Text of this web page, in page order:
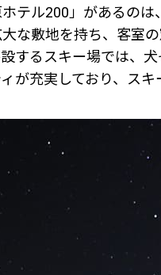
ホテル200」があるの
な敷地を持ち、客室
するスキー場では、
が充実しており、ス